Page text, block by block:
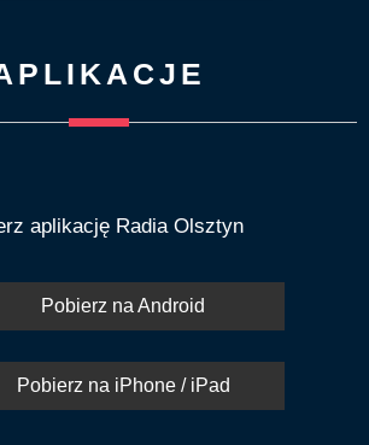
aplikację Radia Olsztyn
Pobierz na Android
Pobierz na iPhone / iPad